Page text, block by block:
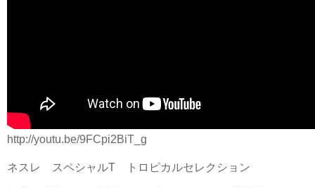
http://youtu.be/9FCpi2BiT_g
ネスレ スペシャルT トロピカルセレクション